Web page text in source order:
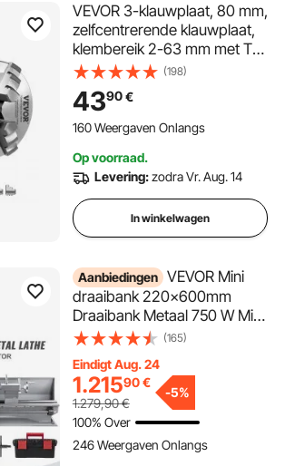
VEVOR 3-klauwplaat, 80 mm,
zelfcentrerende klauwplaat,
klembereik 2-63 mm met T-
sleutelbevestigingsschroeve
n, omkeerbare klauwen,
materiaal HT300, voor hout-
metaaldraaibank
(198)
4390€
160 Weergaven Onlangs
Op voorraad.
Levering:zodra Vr. Aug. 14
In winkelwagen
Aanbiedingen VEVOR Mini
draaibank 220x600mm
Draaibank Metaal 750 W Mini
houtdraaibank voor
Metaal Nauwkeurig
Eenvoudig te gebruiken
(165)
Eindigt Aug. 24
1.21590€
1.279,90€
-5%
100% Over
246 Weergaven Onlangs